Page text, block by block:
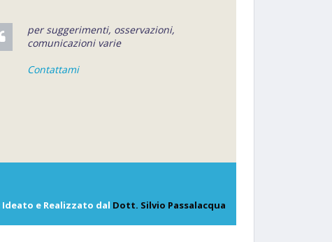
per suggerimenti, osservazioni,
comunicazioni varie
Contattami
Ideato e Realizzato dal Dott. Silvio Passalacqua